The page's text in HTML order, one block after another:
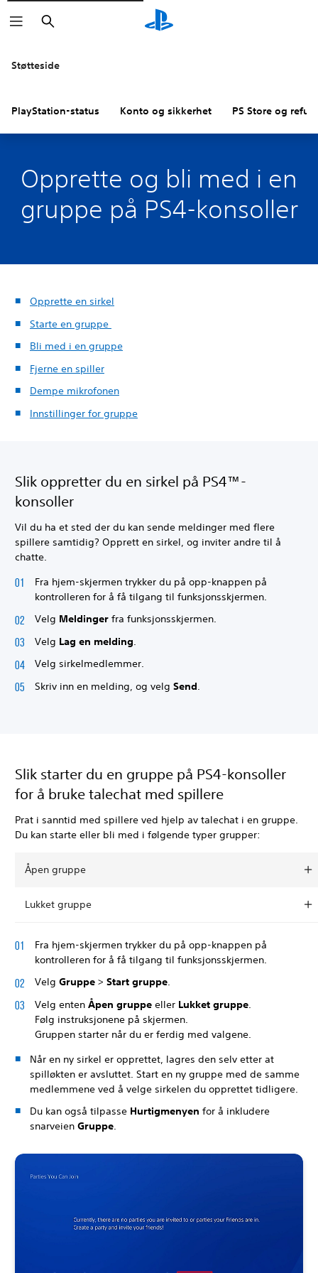
Søk
Støtteside
PlayStation-status Konto og sikkerhet PS Store og
Opprette og bli med i en
gruppe på PS4-konsoller
Opprette en sirkel
Starte en gruppe
Bli med i en gruppe
Fjerne en spiller
Dempe mikrofonen
Innstillinger for gruppe
Slik oppretter du en sirkel på PS4™-
konsoller
Vil du ha et sted der du kan sende meldinger med flere
spillere samtidig? Opprett en sirkel, og inviter andre til å
chatte.
Fra hjem-skjermen trykker du på opp-knappen på
kontrolleren for å få tilgang til funksjonsskjermen.
Velg Meldinger fra funksjonsskjermen.
Velg Lag en melding
Velg sirkelmedlemmer.
Skriv inn en melding, og velg Send
Slik starter du en gruppe på PS4-konsoller
for å bruke talechat med spillere
Prat i sanntid med spillere ved hjelp av talechat i en gruppe.
Du kan starte eller bli med i følgende typer grupper:
Åpen gruppe
Lukket gruppe
Fra hjem-skjermen trykker du på opp-knappen på
kontrolleren for å få tilgang til funksjonsskjermen.
Velg Gruppe > Start gruppe.
Velg enten Åpen gruppe eller Lukket gruppe
Følg instruksjonene på skjermen.
Gruppen starter når du er ferdig med valgene.
Når en ny sirkel er opprettet, lagres den selv etter at
spilløkten er avsluttet. Start en ny gruppe med de samme
medlemmene ved å velge sirkelen du opprettet tidligere.
Du kan også tilpasse Hurtigmenyen for å inkludere
snarveien Gruppe.